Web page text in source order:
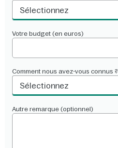
Sélectionnez
Votre budget (en euros)
Comment nous avez-vous connus ?
Sélectionnez
Autre remarque (optionnel)